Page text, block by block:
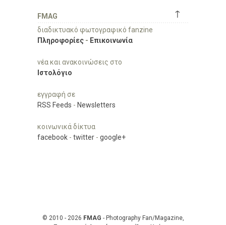
↑
FMAG
διαδικτυακό φωτογραφικό fanzine
Πληροφορίες - Επικοινωνία
νέα και ανακοινώσεις στο
Ιστολόγιο
εγγραφή σε
RSS Feeds - Newsletters
κοινωνικά δίκτυα
facebook - twitter - google+
© 2010 - 2026 FMAG - Photography Fan/Magazine,